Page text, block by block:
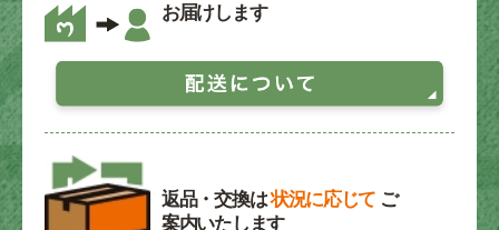
お届けします
返品・交換は状況に応じて ご
案内いたします